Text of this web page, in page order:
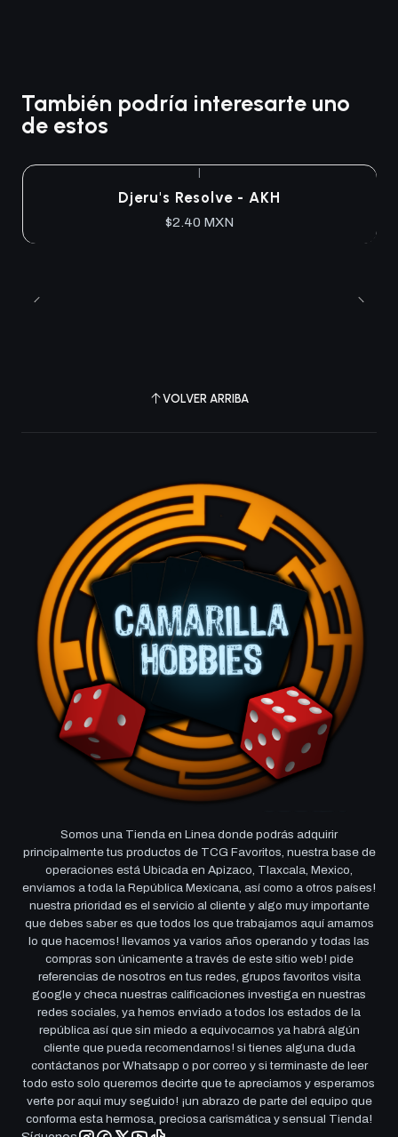
También podría interesarte uno
de estos
Djeru's Resolve - AKH
$2.40 MXN
VOLVER ARRIBA
Somos una Tienda en Linea donde podrás adquirir
principalmente tus productos de TCG Favoritos, nuestra base de
operaciones está Ubicada en Apizaco, Tlaxcala, Mexico,
enviamos a toda la República Mexicana, así como a otros países!
nuestra prioridad es el servicio al cliente y algo muy importante
que debes saber es que todos los que trabajamos aquí amamos
lo que hacemos! llevamos ya varios años operando y todas las
compras son únicamente a través de este sitio web! pide
referencias de nosotros en tus redes, grupos favoritos visita
google y checa nuestras calificaciones investiga en nuestras
redes sociales, ya hemos enviado a todos los estados de la
república así que sin miedo a equivocarnos ya habrá algún
cliente que pueda recomendarnos! si tienes alguna duda
contáctanos por Whatsapp o por correo y si terminaste de leer
todo esto solo queremos decirte que te apreciamos y esperamos
verte por aqui muy seguido! ¡un abrazo de parte del equipo que
conforma esta hermosa, preciosa carismática y sensual Tienda!